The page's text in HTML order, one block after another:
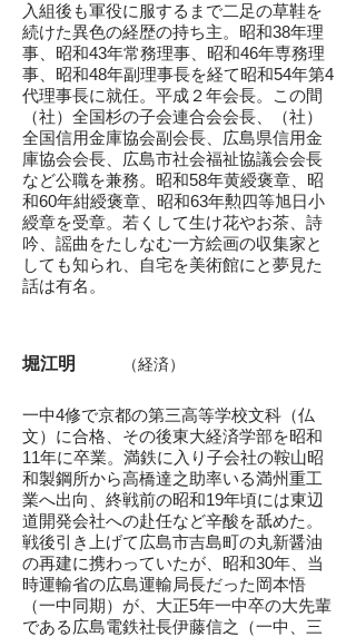
入組後も軍役に服するまで二足の草鞋を
続けた異色の経歴の持ち主。昭和38年理
事、昭和43年常務理事、昭和46年専務理
事、 昭和48年副理事長を経て昭和54年第4
代理事長に就任。 平成２年会長。この間
（社）全国杉の子会連合会会長、（社）
全国信用金庫協会副会長、 広島県信用金
庫協会会長、広島市社会福祉協議会会長
など公職を兼務。 昭和58年黄綬褒章、昭
和60年紺綬褒章、昭和63年勲四等旭日小
綬章を受章。 若くして生け花やお茶、詩
吟、謡曲をたしなむ一方絵画の収集家と
しても知られ、自宅を美術館にと夢見た
話は有名。
堀江明 （経済）
一中4修で京都の第三高等学校文科（仏
文）に合格、その後東大経済学部を昭和
11年に卒業。満鉄に入り子会社の鞍山昭
和製鋼所から高橋達之助率いる満州重工
業へ出向、終戦前の昭和19年頃には東辺
道開発会社への赴任など辛酸を舐めた。
戦後引き上げて広島市吉島町の丸新醤油
の再建に携わっていたが、昭和30年、当
時運輸省の広島運輸局長だった岡本悟
（一中同期）が、大正5年一中卒の大先輩
である広島電鉄社長伊藤信之（一中、三